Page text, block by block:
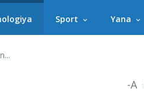
Sport Yana
-A